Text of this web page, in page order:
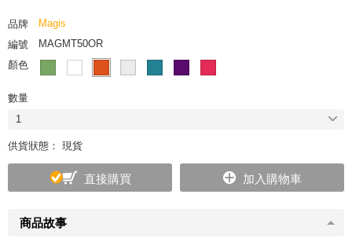
商品故事
品牌
Magis
編號
MAGMT50OR
顏色
數量
1
供貨狀態： 現貨
直接購買 加入購物車